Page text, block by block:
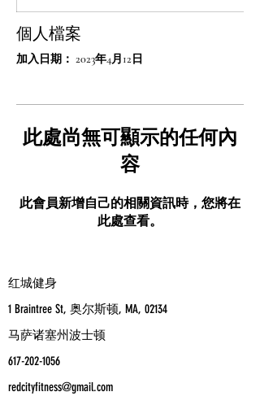
個人檔案
加入日期： 2023年4月12日
此處尚無可顯示的任何內
容
此會員新增自己的相關資訊時，您將在
此處查看。
红城健身
1 Braintree St, 奥尔斯顿, MA, 02134
马萨诸塞州波士顿
617-202-1056
redcityfitness@gmail.com